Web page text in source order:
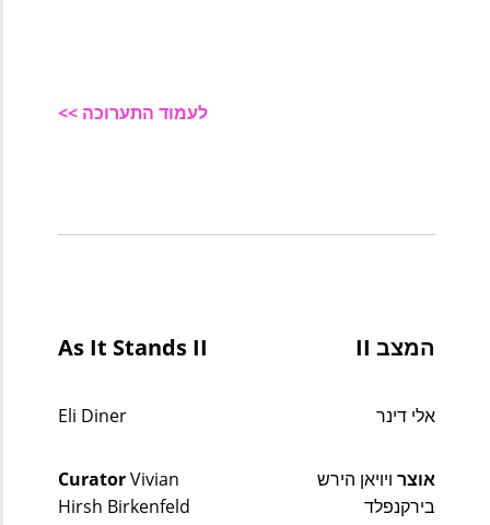
לעמוד התערוכה >>
As It Stands II
Eli Diner
Curator Vivian
Hirsh Birkenfeld
המצב II
אלי דינר
אוצר
בירקנפלד